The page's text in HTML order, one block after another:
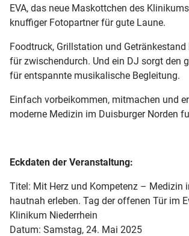
EVA, das neue Maskottchen des
knuffiger Fotopartner für gute Laune.
Foodtruck, Grillstation und
für zwischendurch. Und ein DJ sorgt den
für entspannte musikalische Begleitung.
Einfach vorbeikommen, mitmachen und
moderne Medizin im Duisburger Norden
Eckdaten der Veranstaltung:
Titel: Mit Herz und Kompetenz – Medizin
hautnah erleben. Tag der offenen Tür im
Klinikum Niederrhein
Datum: Samstag, 24. Mai 2025